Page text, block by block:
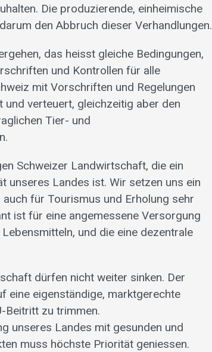
Die produzierende, einheimische
den Abbruch dieser Verhandlungen.
das heisst gleiche Bedingungen,
und Kontrollen für alle
mit Vorschriften und Regelungen
verteuert, gleichzeitig aber den
Tier- und
Schweizer Landwirtschaft, die ein
unseres Landes ist. Wir setzen uns ein
für Tourismus und Erholung sehr
ist für eine angemessene Versorgung
und die eine dezentrale
dürfen nicht weiter sinken. Der
eine eigenständige, marktgerechte
Beitritt zu trimmen.
unseres Landes mit gesunden und
muss höchste Priorität geniessen.